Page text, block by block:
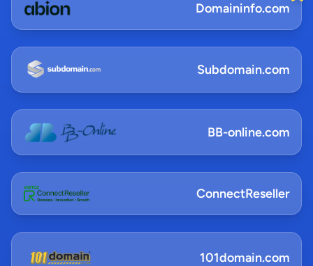
Domaininfo.com
Subdomain.com
BB-online.com
ConnectReseller
101domain.com